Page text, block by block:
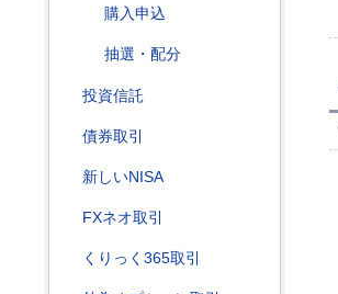
購入申込
抽選・配分
投資信託
債券取引
新しいNISA
FXネオ取引
くりっく365取引